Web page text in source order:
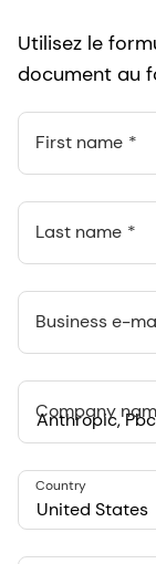
Utilisez le
document au
First name
Last name
Business e-
Company
548 Market St
United States
Country